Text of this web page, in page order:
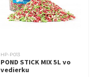
HP-P013
POND STICK MIX 5L vo
vedierku